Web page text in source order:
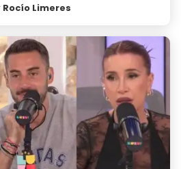
Rocío Limeres